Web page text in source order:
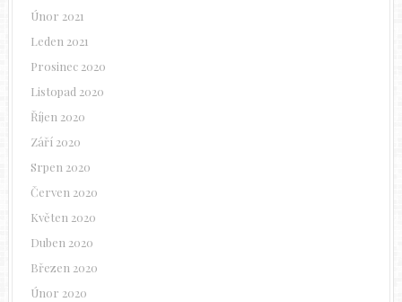
Únor 2021
Leden 2021
Prosinec 2020
Listopad 2020
Říjen 2020
Září 2020
Srpen 2020
Červen 2020
Květen 2020
Duben 2020
Březen 2020
Únor 2020